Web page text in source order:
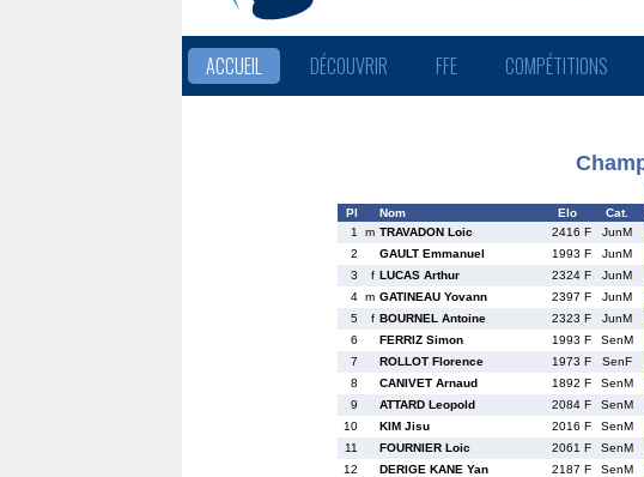
ACCUEIL DÉCOUVRIR FFE COMPÉTITIONS
Pl Nom Elo Cat.
1
m TRAVADON Loic 2416 F JunM
2
GAULT Emmanuel 1993 F JunM
3
f LUCAS Arthur 2324 F JunM
4 m GATINEAU Yovann 2397 F JunM
5
f BOURNEL Antoine 2323 F JunM
6
FERRIZ Simon 1993 F SenM
7
ROLLOT Florence 1973 F SenF
8
CANIVET Arnaud 1892 F SenM
9
ATTARD Leopold 2084 F SenM
10
KIM Jisu 2016 F SenM
11
FOURNIER Loic 2061 F SenM
12
DERIGE KANE Yan 2187 F SenM